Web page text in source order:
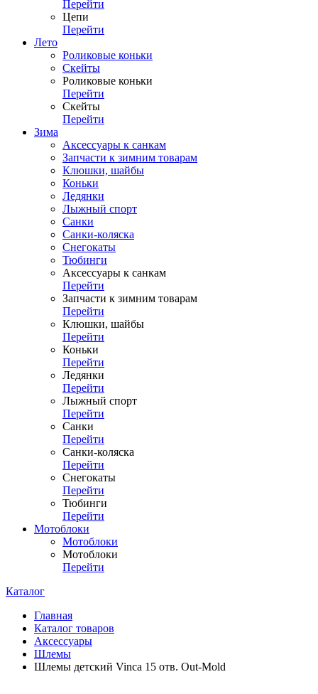
Перейти
Цепи
Перейти
Лето
Роликовые коньки
Скейты
Роликовые коньки
Перейти
Скейты
Перейти
Зима
Аксессуары к санкам
Запчасти к зимним товарам
Клюшки, шайбы
Коньки
Ледянки
Лыжный спорт
Санки
Санки-коляска
Снегокаты
Тюбинги
Аксессуары к санкам
Перейти
Запчасти к зимним товарам
Перейти
Клюшки, шайбы
Перейти
Коньки
Перейти
Ледянки
Перейти
Лыжный спорт
Перейти
Санки
Перейти
Санки-коляска
Перейти
Снегокаты
Перейти
Тюбинги
Перейти
Мотоблоки
Мотоблоки
Мотоблоки
Перейти
Каталог
Главная
Каталог товаров
Аксессуары
Шлемы
Шлемы детский Vinca 15 отв. Out-Mold